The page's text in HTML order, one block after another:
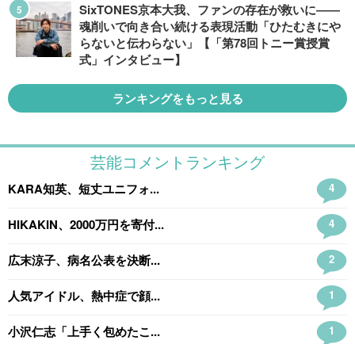
SixTONES京本大我、ファンの存在が救いに――
魂削いで向き合い続ける表現活動「ひたむきにや
らないと伝わらない」【「第78回トニー賞授賞
式」インタビュー】
ランキングをもっと見る